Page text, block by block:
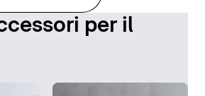
per il